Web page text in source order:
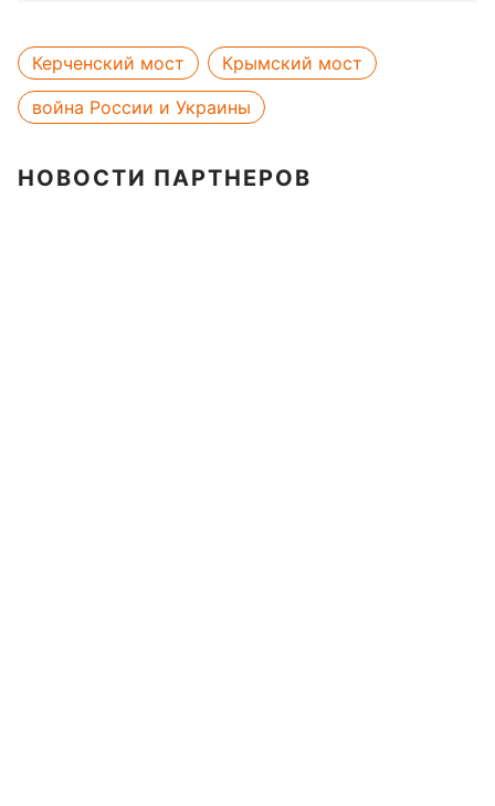
Керченский мост
Крымский мост
война России и Украины
НОВОСТИ ПАРТНЕРОВ